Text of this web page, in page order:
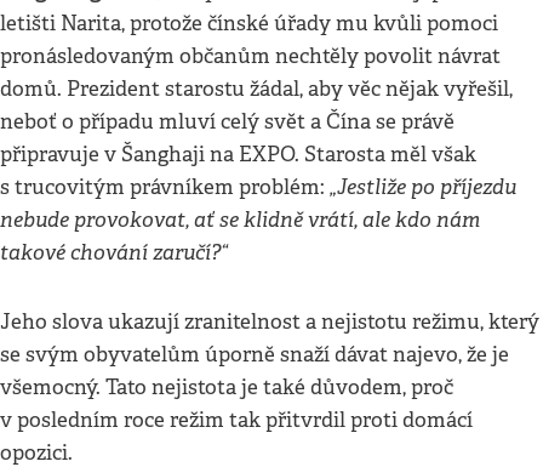
letišti Narita, protože čínské úřady mu kvůli pomoci
pronásledovaným občanům nechtěly povolit návrat
domů. Prezident starostu žádal, aby věc nějak vyřešil,
neboť o případu mluví celý svět a Čína se právě
připravuje v Šanghaji na EXPO. Starosta měl však
s trucovitým právníkem problém: „Jestliže po příjezdu
nebude provokovat, ať se klidně vrátí, ale kdo nám
takové chování zaručí?“
Jeho slova ukazují zranitelnost a nejistotu režimu, který
se svým obyvatelům úporně snaží dávat najevo, že je
všemocný. Tato nejistota je také důvodem, proč
v posledním roce režim tak přitvrdil proti domácí
opozici.